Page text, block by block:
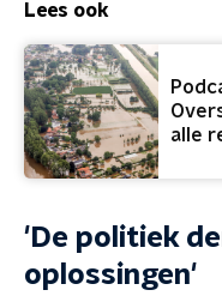
Lees ook
alle
'De politiek
oplossingen'